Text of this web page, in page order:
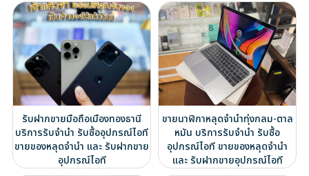
รับฝากขายมือถือเมืองทองธานี
บริการรับจำนำ รับซื้ออุปกรณ์ไอที
ขายของหลุดจำนำ และ รับฝากขาย
อุปกรณ์ไอที
ขายนาฬิกาหลุดจำนำทุ่งกลม-ตาล
หมัน บริการรับจำนำ รับซื้อ
อุปกรณ์ไอที ขายของหลุดจำนำ
และ รับฝากขายอุปกรณ์ไอที